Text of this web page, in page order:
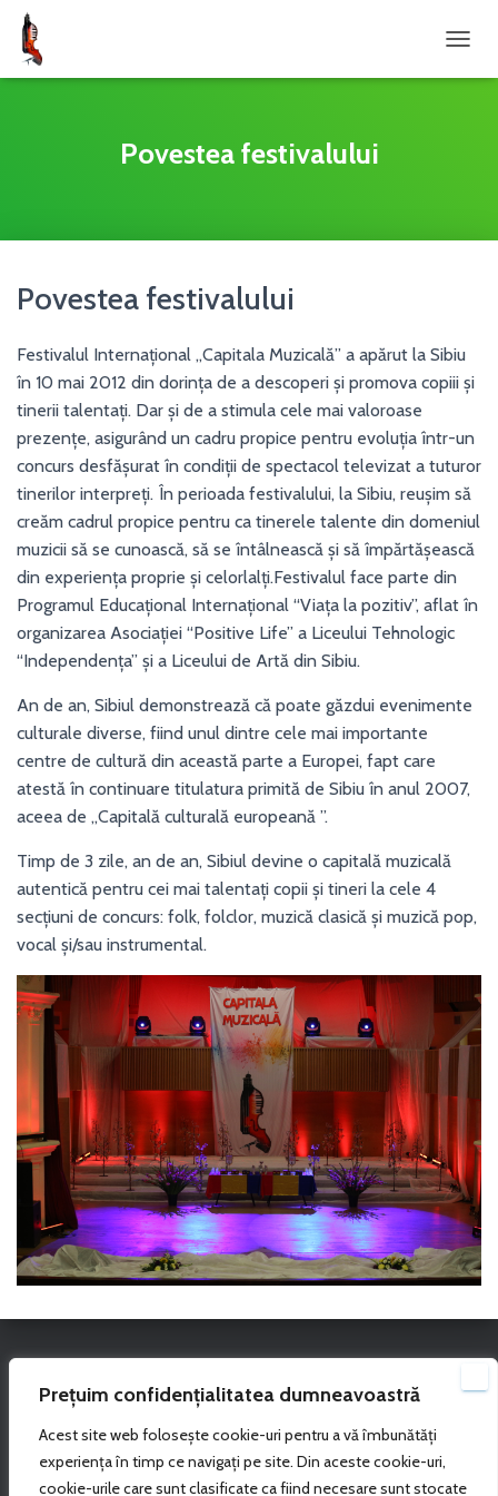
Prețuim confidențialitatea dumneavoastră
Acest site web folosește cookie-uri pentru a vă îmbunătăți
experiența în timp ce navigați pe site. Din aceste cookie-uri,
cookie-urile care sunt clasificate ca fiind necesare sunt stocate
Povestea festivalului
Povestea festivalului
Festivalul Internaţional „Capitala Muzicală” a apărut la Sibiu
în 10 mai 2012 din dorinţa de a descoperi şi promova copiii şi
tinerii talentaţi. Dar şi de a stimula cele mai valoroase
prezenţe, asigurând un cadru propice pentru evoluţia într-un
concurs desfășurat în condiții de spectacol televizat a tuturor
tinerilor interpreţi. În perioada festivalului, la Sibiu, reuşim să
creăm cadrul propice pentru ca tinerele talente din domeniul
muzicii să se cunoască, să se întâlnească și să împărtășească
din experiența proprie și celorlalți.Festivalul face parte din
Programul Educaţional Internaţional “Viaţa la pozitiv”, aflat în
organizarea Asociaţiei “Positive Life” a Liceului Tehnologic
“Independenţa” și a Liceului de Artă din Sibiu.
An de an, Sibiul demonstrează că poate găzdui evenimente
culturale diverse, fiind unul dintre cele mai importante
centre de cultură din această parte a Europei, fapt care
atestă în continuare titulatura primită de Sibiu în anul 2007,
aceea de „Capitală culturală europeană ”.
Timp de 3 zile, an de an, Sibiul devine o capitală muzicală
autentică pentru cei mai talentaţi copii şi tineri la cele 4
secţiuni de concurs: folk, folclor, muzică clasică și muzică pop,
vocal și/sau instrumental.
Multumim pentru vizita!
Your IP: 216.73.216.102